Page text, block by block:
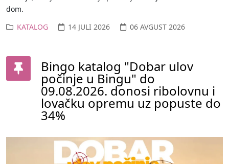
dom.
KATALOG
14 JULI 2026 06 AVGUST 2026
Bingo katalog "Dobar ulov
počinje u Bingu" do
09.08.2026. donosi ribolovnu i
lovačku opremu uz popuste do
34%